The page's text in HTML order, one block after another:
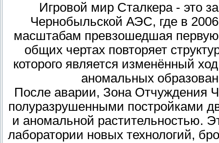
Игровой мир Сталкера - это
Чернобыльской АЭС, где в
масштабам превзошедшая
общих чертах повторяет
которого является изменённый
аномальных
После аварии, Зона Отчуждения
полуразрушенными постройками
и аномальной растительностью.
лаборатории новых технологий,